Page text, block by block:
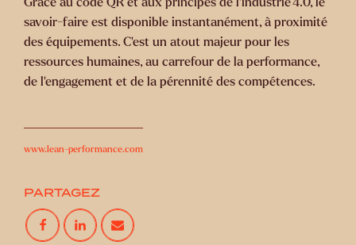
savoir-faire est disponible instantanément, à proximité
des équipements. C’est un atout majeur pour les
ressources humaines, au carrefour de la performance,
de l’engagement et de la pérennité des compétences.
www.lean-performance.com
PARTAGEZ